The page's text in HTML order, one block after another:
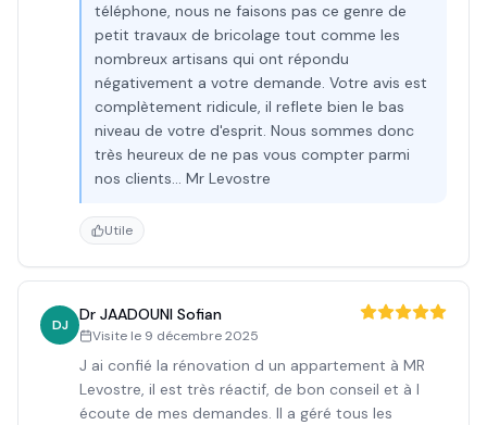
téléphone, nous ne faisons pas ce genre de
petit travaux de bricolage tout comme les
nombreux artisans qui ont répondu
négativement a votre demande. Votre avis est
complètement ridicule, il reflete bien le bas
niveau de votre d'esprit. Nous sommes donc
très heureux de ne pas vous compter parmi
nos clients... Mr Levostre
Utile
DJ
Dr JAADOUNI Sofian
Visite le 9 décembre 2025
J ai confié la rénovation d un appartement à MR
Levostre, il est très réactif, de bon conseil et à l
écoute de mes demandes. Il a géré tous les